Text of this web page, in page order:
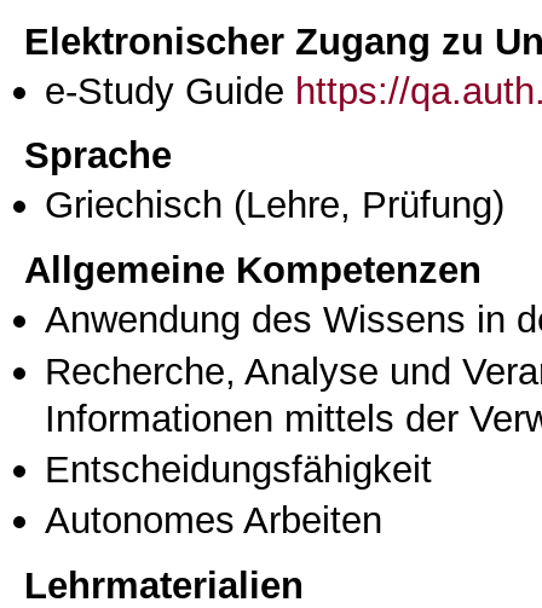
Elektronischer Zugang zu
e-Study Guide https://
Sprache
Griechisch (Lehre, Prüfung)
Allgemeine Kompetenzen
Anwendung des Wissens in
Recherche, Analyse und
Informationen mittels der
Entscheidungsfähigkeit
Autonomes Arbeiten
Lehrmaterialien